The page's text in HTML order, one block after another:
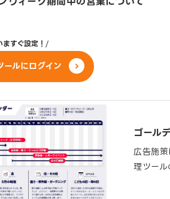
ますぐ設定！
ールにログイン
ゴール
広告施
理ツー